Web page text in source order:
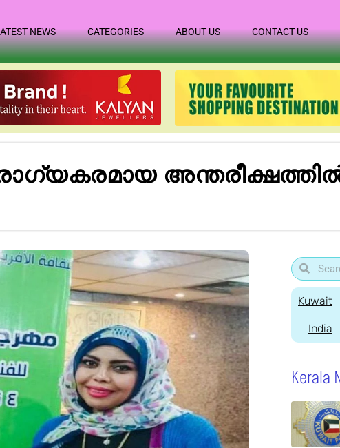
NEWS CATEGORIES ABOUT US CONTACT US
Kuwait
India
Kerala